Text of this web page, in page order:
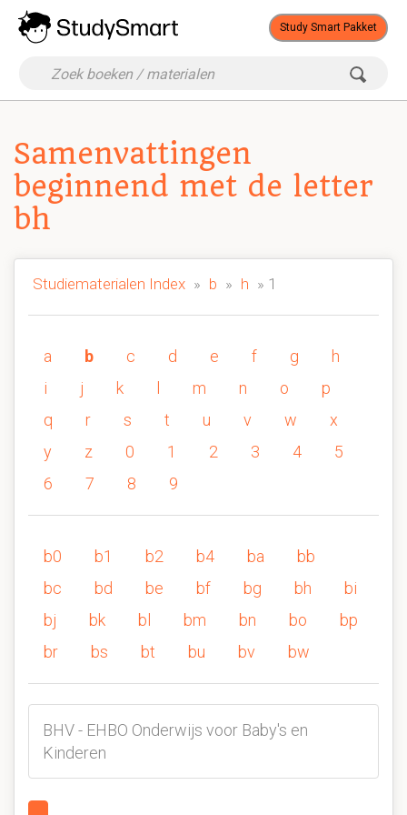
Study Smart Pakket
Samenvattingen
beginnend met de letter
bh
Studiematerialen Index » b » h » 1
a b c d e f g
h
i
j k m n o
p
q
r s t u v w
x
y
z 0 1 2 3 4
5
6
7 8 9
b0 b1 b2 b4 ba
bb
bc
bd be bf bg bh
bi
bj
bk bl bm bn bo
bp
br
bs bt bu bv bw
BHV - EHBO Onderwijs voor Baby's en
Kinderen